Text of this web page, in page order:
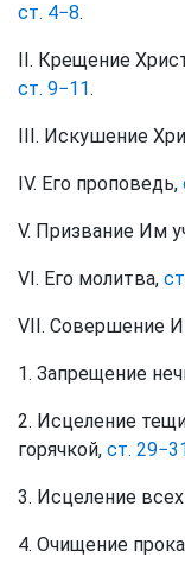
ст. 4−8.
II. Крещение
ст. 9−11.
III. Искушение
IV. Его проповедь,
V. Призвание Им
VI. Его молитва,
VII. Совершение
1. Запрещение
2. Исцеление
горячкой, ст.
3. Исцеление
4. Очищение